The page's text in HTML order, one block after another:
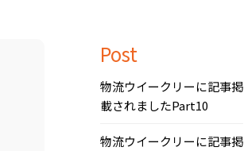
Post
物流ウイークリーに記事掲
載されましたPart10
物流ウイークリーに記事掲